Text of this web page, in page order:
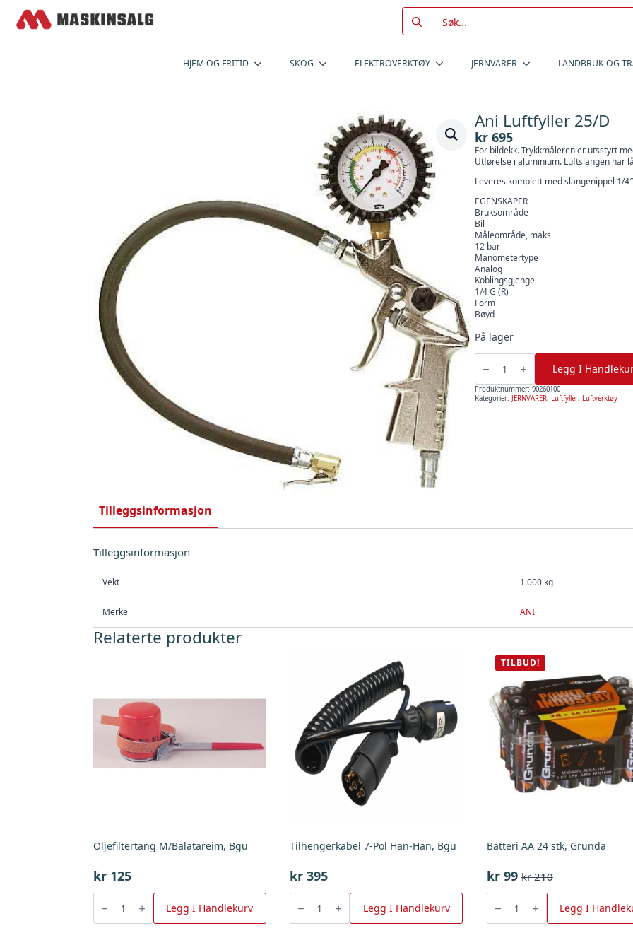
Search
for:
HJEM OG FRITID SKOG ELEKTROVERKTØY JERNVARER LANDBRUK OG
Ani Luftfyller 25/D
kr 695
For bildekk. Trykkmåleren er utsstyrt
Utførelse i aluminium. Luftslangen har
Leveres komplett med slangenippel 1/
EGENSKAPER
Bruksområde
Bil
Måleområde, maks
12 bar
Manometertype
Analog
Koblingsgjenge
1/4 G (R)
Form
Bøyd
På lager
Ani
Luftfyller
25/D
antall
Legg I
Produktnummer: 90260100
Kategorier: JERNVARER, Luftfyller, Luftverktøy
Tilleggsinformasjon
Tilleggsinformasjon
Vekt 1.000 kg
Merke ANI
Relaterte produkter
Oljefiltertang M/Balatareim, Bgu
kr 125
Oljefiltertang
M/Balatareim,
Bgu
antall
Legg I Handlekurv
Tilhengerkabel 7-Pol Han-Han, Bgu
kr 395
Tilhengerkabel
Pol
Han-
Legg I Handlekurv
TILBUD!
Batteri AA 24 stk, Grunda
kr210
Opprinnelig
pris
var:
kr 210.
kr99
Nåværende
pris
er:
kr 99.
Batteri
24
stk,
Legg I